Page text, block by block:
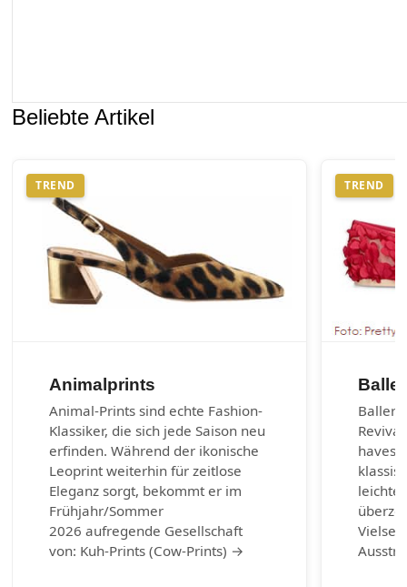
Beliebte Artikel
TREND
Animalprints
Animal-Prints sind echte Fashion-
Klassiker, die sich jede Saison neu
erfinden. Während der ikonische
Leoprint weiterhin für zeitlose
Eleganz sorgt, bekommt er im
Frühjahr/Sommer
2026 aufregende Gesellschaft
von: Kuh-Prints (Cow-Prints) →
TREND
haves